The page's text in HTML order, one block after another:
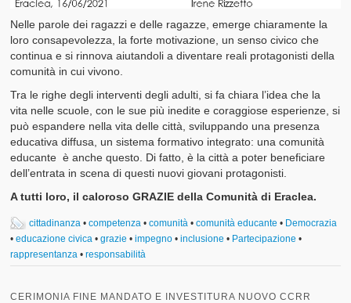
Nelle parole dei ragazzi e delle ragazze, emerge chiaramente la
loro consapevolezza, la forte motivazione, un senso civico che
continua e si rinnova aiutandoli a diventare reali protagonisti della
comunità in cui vivono.
Tra le righe degli interventi degli adulti, si fa chiara l’idea che la
vita nelle scuole, con le sue più inedite e coraggiose esperienze, si
può espandere nella vita delle città, sviluppando una presenza
educativa diffusa, un sistema formativo integrato: una comunità
educante è anche questo. Di fatto, è la città a poter beneficiare
dell’entrata in scena di questi nuovi giovani protagonisti.
A tutti loro, il caloroso GRAZIE della Comunità di Eraclea.
cittadinanza •competenza •comunità •comunità educante • Democrazia
•educazione civica •grazie •impegno •inclusione • Partecipazione •
rappresentanza •responsabilità
CERIMONIA FINE MANDATO E INVESTITURA NUOVO CCRR